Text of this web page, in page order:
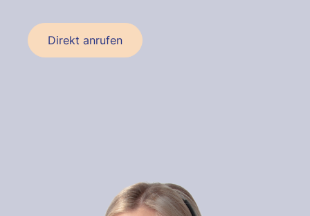
Direkt anrufen